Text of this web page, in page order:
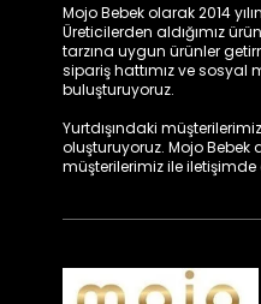
Mojo Bebek olarak 2014
Üreticilerden aldığımız
tarzına uygun ürünler
sipariş hattımız ve sosyal
buluşturuyoruz.
Yurtdışındaki
oluşturuyoruz. Mojo
müşterilerimiz ile iletişimde